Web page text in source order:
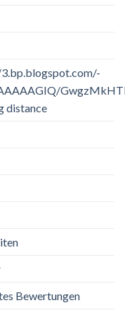
distance
Bewertungen